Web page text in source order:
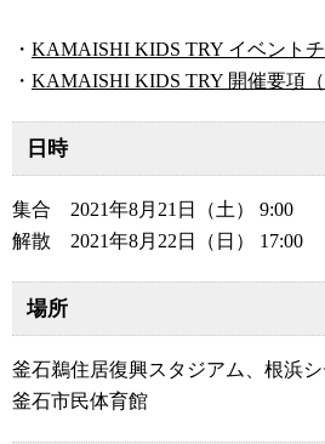
・ KAMAISHI KIDS TRY イベントチ
・ KAMAISHI KIDS TRY 開催要項（
日時
集合 2021年8月21日（土） 9:00
解散 2021年8月22日（日） 17:00
場所
釜石鵜住居復興スタジアム、根浜シ
釜石市民体育館